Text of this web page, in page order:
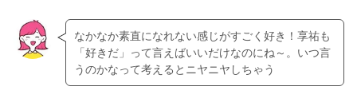
なかなか素直になれない感じがすごく好き！享祐も
「好きだ」って言えばいいだけなのにね～。いつ言
うのかなって考えるとニヤニヤしちゃう